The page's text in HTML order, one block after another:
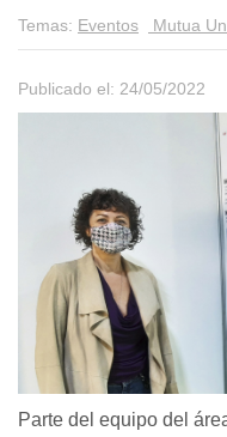
Temas: Eventos Mutua
Publicado el: 24/05/2022
Parte del equipo del